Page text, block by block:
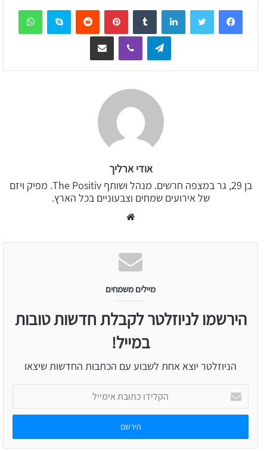
LinkedIn
Tumblr
Pinterest
Reddit
Skype
Telegram
Viber שיתוף דרך המייל
אודי ארליך
בן 29, גר במצפה חרשים. מנהל ושותף The Positiv. מפיק ויזם
של אירועים שמחים וצבעוניים בכל הארץ.
מיילים משמחים
הירשמו לניוזלטר לקבלת חדשות טובות
במייל!
הניוזלטר יוצא אחת לשבוע עם הכתבות החדשות שיצאו
הקלידו
כתובת
אימייל